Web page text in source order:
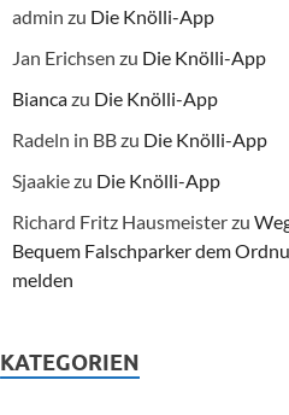
admin zu Die Knölli-App
Jan Erichsen zu Die Knölli-App
Biancazu Die Knölli-App
Radeln in BBzu Die Knölli-App
Sjaakiezu Die Knölli-App
Richard Fritz Hausmeisterzu
Bequem Falschparker dem
melden
KATEGORIEN